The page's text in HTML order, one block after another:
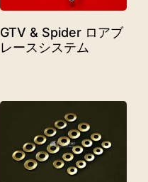
GTV & Spider ロアブ
レースシステム